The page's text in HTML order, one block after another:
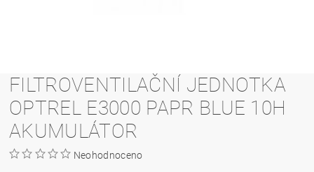
FILTROVENTILAČNÍ JEDNOTKA
OPTREL E3000 PAPR BLUE 10H
AKUMULÁTOR
Neohodnoceno